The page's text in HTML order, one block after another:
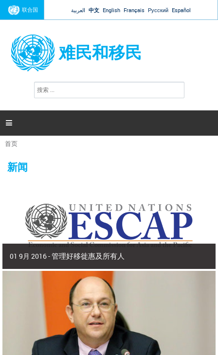
Jump to navigation
联合国 العربية 中文 English Français Русский Español
难民和移民
搜
索

你
在
这
首页
新闻
01 9月 2016 -管理好移徙惠及所有人
2016年9月 | 副秘书长兼 亚洲及太平洋经济社会委员会(亚太经社会)执行秘书 沙
2015年，亚洲和太平洋有9800多万人在出生国以外生活，占全世界所有移
徙者的40%。在本区域，移徙者为侨居国和母国带来了多元化、活力和生产力，
为生产部门增加了价值，增进了家庭福祉，增强了国际收支。